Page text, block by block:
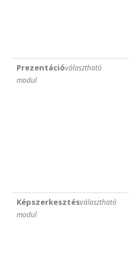
Prezentációválasztható
modul
Képszerkesztésválasztható
modul